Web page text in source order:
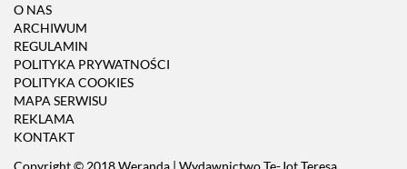
O NAS
ARCHIWUM
REGULAMIN
POLITYKA PRYWATNOŚCI
POLITYKA COOKIES
MAPA SERWISU
REKLAMA
KONTAKT
Copyright © 2018 Weranda | Wydawnictwo Te-Jot Teresa